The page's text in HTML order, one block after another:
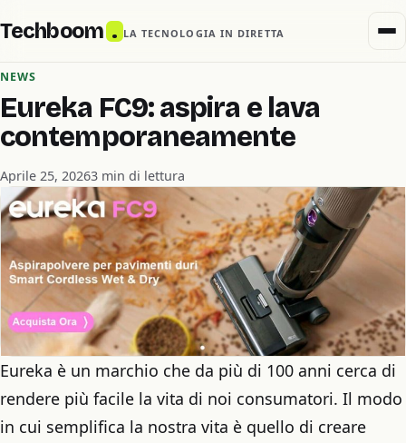
Techboom . LA TECNOLOGIA IN DIRETTA
NEWS
Eureka FC9: aspira e lava
contemporaneamente
Aprile 25, 20263 min di lettura
Eureka è un marchio che da più di 100 anni cerca di
rendere più facile la vita di noi consumatori. Il modo
in cui semplifica la nostra vita è quello di creare